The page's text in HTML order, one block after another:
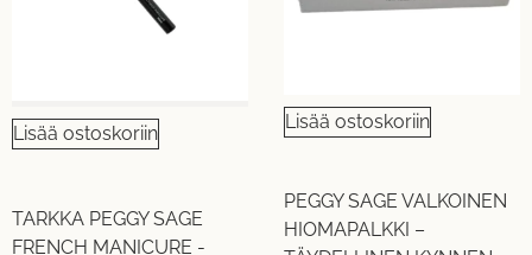
Lisää ostoskoriin
TARKKA PEGGY SAGE
FRENCH MANICURE -
Lisää ostoskoriin
PEGGY SAGE VALKOINEN
HIOMAPALKKI –